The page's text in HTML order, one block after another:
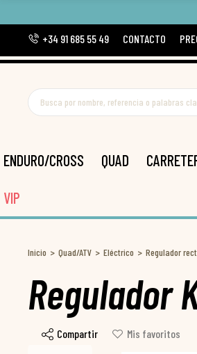
+34 91 685 55 49
CONTACTO
ENDURO/CROSS QUAD
VIP
Inicio Quad/ATV Eléctrico Regulador
Regulador
Compartir Mis favoritos